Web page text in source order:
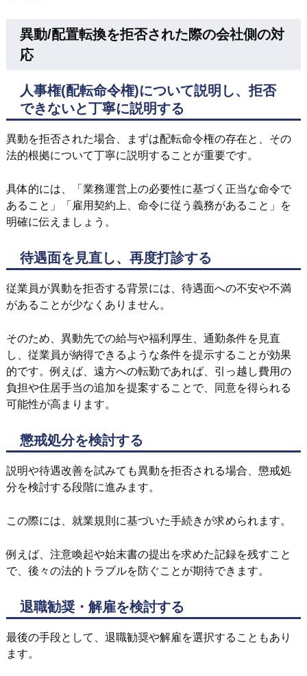
異動/配置転換を拒否された際の会社側の対
応
人事権(配転命令権)について説明し、拒否
できないと丁寧に説明する
異動を拒否された場合、まずは配転命令権の存在と、その
法的根拠について丁寧に説明することが重要です。
具体的には、「業務運営上の必要性に基づく正当な命令で
あること」「雇用契約上、命令に従う義務があること」を
明確に伝えましょう。
待遇面を見直し、再度打診する
従業員が異動を拒否する背景には、待遇面への不安や不満
があることが少なくありません。
そのため、異動先での給与や福利厚生、通勤条件を見直
し、従業員が納得できるような条件を提示することが効果
的です。例えば、遠方への転勤であれば、引っ越し費用の
負担や住居手当の追加を提案することで、同意を得られる
可能性が高まります。
懲戒処分を検討する
説明や待遇改善を試みても異動を拒否される場合、懲戒処
分を検討する段階に進みます。
この際には、就業規則に基づいた手続きが求められます。
例えば、注意喚起や始末書の提出を求めた記録を残すこと
で、後々の法的トラブルを防ぐことが期待できます。
退職勧奨・解雇を検討する
最後の手段として、退職勧奨や解雇を選択することもあり
ます。